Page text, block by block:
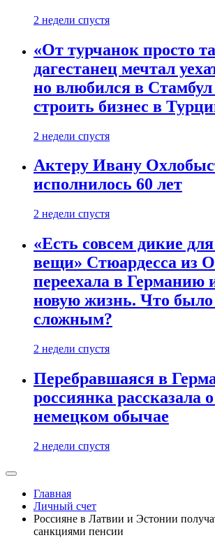
2 недели спустя
«От турчанок просто
дагестанец мечтал
но влюбился в
строить бизнес в
2 недели спустя
Актеру Ивану
исполнилось 60 лет
2 недели спустя
«Есть совсем дикие
вещи» Стюардесса из
переехала в Германию
новую жизнь. Что
сложным?
2 недели спустя
Перебравшаяся в
россиянка рассказала
немецком обычае
2 недели спустя
Главная
Личный счет
Россияне в Латвии и Эстонии
санкциями пенсии